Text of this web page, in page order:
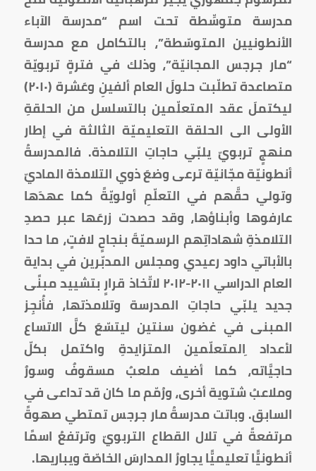
مدرسة متوسِّطة تحت اسم “مدرسة الآباء
الأنطونيين المتوسّطة”، بالتكامل مع مدرسة
“مار جرجس المجانيّة”، وذلك في فترةٍ تربويّة
متصاعدة تطلّبت حلولَ العام ألفينِ وعَشرة (٢٠١٠)
ليكتملَ عقد المتعلّمين بالتسلسل من الحلقةِ
الأولى الى الحلقة التعليميّة الثالثة في إطار
منهجٍ تربويّ يلبّي حاجاتِ التلامذة. فالمدرسةُ
أنطونيّة مجّانيّة ترعى وضعَ ذوي التلامذة الماديّ
وتولي حقَّهم في التعلّمِ أولويّةً كما عهدَها
عارفوها وأبناؤها، وقد حصدت زرعَها عبر حصدِ
التلامذةِ شهاداتِهم الرسميّةَ بنجاحٍ لافتٍ، ما حدا
بالأباتي داود رعيدي ومجلس المدبّرين في بداية
العام الدراسي ٢٠١١-٢٠١٢ لاتّخاذ قرارٍ بتشييد مبنًى
جديد يلبّي حاجاتِ المدرسة وتلامذتها، فأُنجِز
المبنى في غضون سنتين ليتسّعَ كلَّ الاتساع
لأعداد ِالمتعلّمين المتزايدةِ واكتمل بكلّ
حاجيَّاته، كما أضيف ملعبٌ مسقوفٌ وسورٌ
وملاعبُ شتوية أخرى، ورُمّم ما كان قد تداعى في
السابق. وباتت مدرسةُ مار جرجس تمتطي صهوةً
مرتفعةً في تلال القطاع التربويّ وترتفعُ اسمًا
أنطونيًّا تعليميًّا يجاورُ المدارسَ الخاصّة ويباريها.